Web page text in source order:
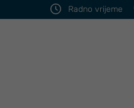
Radno vrijeme